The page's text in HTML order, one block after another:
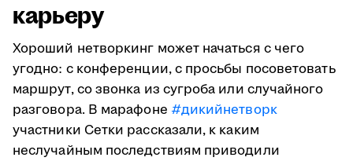
карьеру
Хороший нетворкинг может начаться с чего
угодно: с конференции, с просьбы посоветовать
маршрут, со звонка из сугроба или случайного
разговора. В марафоне #дикийнетворк
участники Сетки рассказали, к каким
неслучайным последствиям приводили